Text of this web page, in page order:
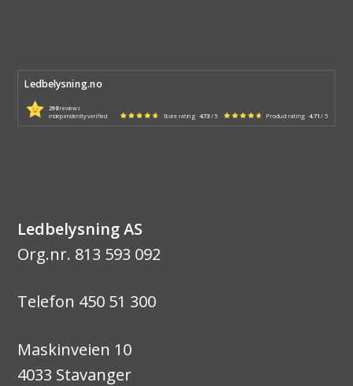
Ledbelysning.no
298reviews
independently verified Store rating 4.73 / 5 Product rating 4.71 / 5
Ledbelysning AS
Org.nr. 813 593 092
Telefon 450 51 300
Maskinveien 10
4033 Stavanger